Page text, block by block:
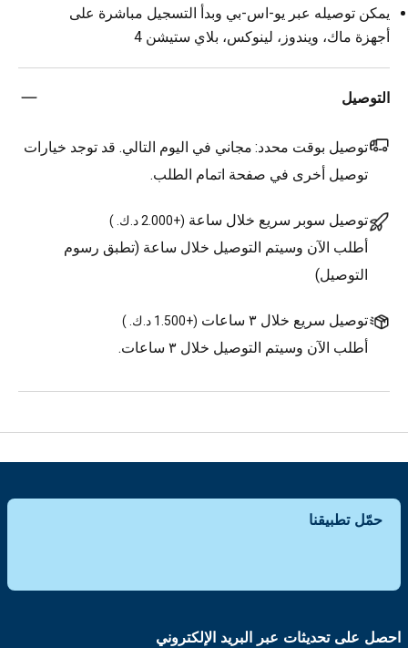
يمكن توصيله عبر يو-اس-بي وبدأ التسجيل مباشرة على
أجهزة ماك، ويندوز، لينوكس، بلاي ستيشن 4
التوصيل
توصيل بوقت محدد: مجاني في اليوم التالي. قد توجد خيارات
توصيل أخرى في صفحة اتمام الطلب.
توصيل سوبر سريع خلال ساعة (+2.000 د.ك. )
أطلب الآن وسيتم التوصيل خلال ساعة (تطبق رسوم
التوصيل)
توصيل سريع خلال ٣ ساعات (+1.500 د.ك. )
أطلب الآن وسيتم التوصيل خلال ٣ ساعات.
حمّل تطبيقنا
احصل على تحديثات عبر البريد الإلكتروني